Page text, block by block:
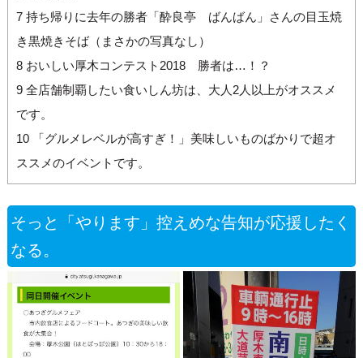
7持ち帰りに去年の勝者「酔良亭 ばんばん」さんの目玉焼
き黒焼きそば（まさかの写真なし）
8おいしい厚木コンテスト2018 勝者は…！？
9全店舗制覇したい食いしん坊は、大人2人以上がオススメ
です。
10「グルメレベルが高すぎ！」美味しいものばかりで超オ
ススメのイベントです。
そっと「やります」控えめな告知が応援したく
なる。